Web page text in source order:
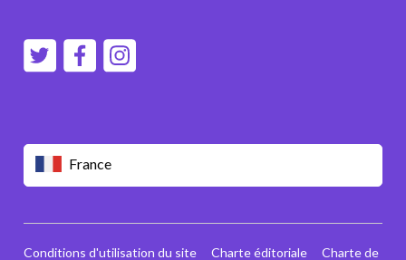
France
Conditions d'utilisation du site Charte éditoriale
Charte de